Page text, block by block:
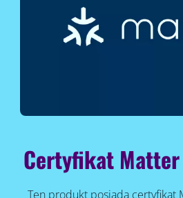
Certyfikat Matter
Ten produkt posiada certyfikat